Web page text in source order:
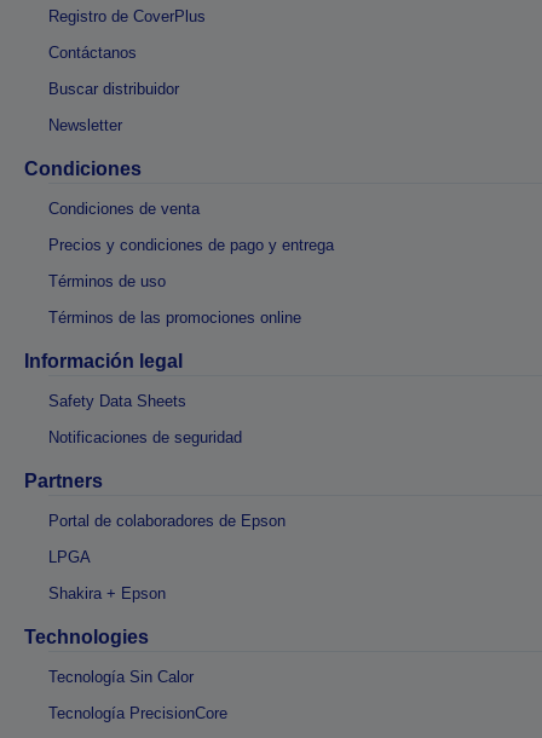
Registro de CoverPlus
Contáctanos
Buscar distribuidor
Newsletter
Condiciones
Condiciones de venta
Precios y condiciones de pago y entrega
Términos de uso
Términos de las promociones online
Información legal
Safety Data Sheets
Notificaciones de seguridad
Partners
Portal de colaboradores de Epson
LPGA
Shakira + Epson
Technologies
Tecnología Sin Calor
Tecnología PrecisionCore